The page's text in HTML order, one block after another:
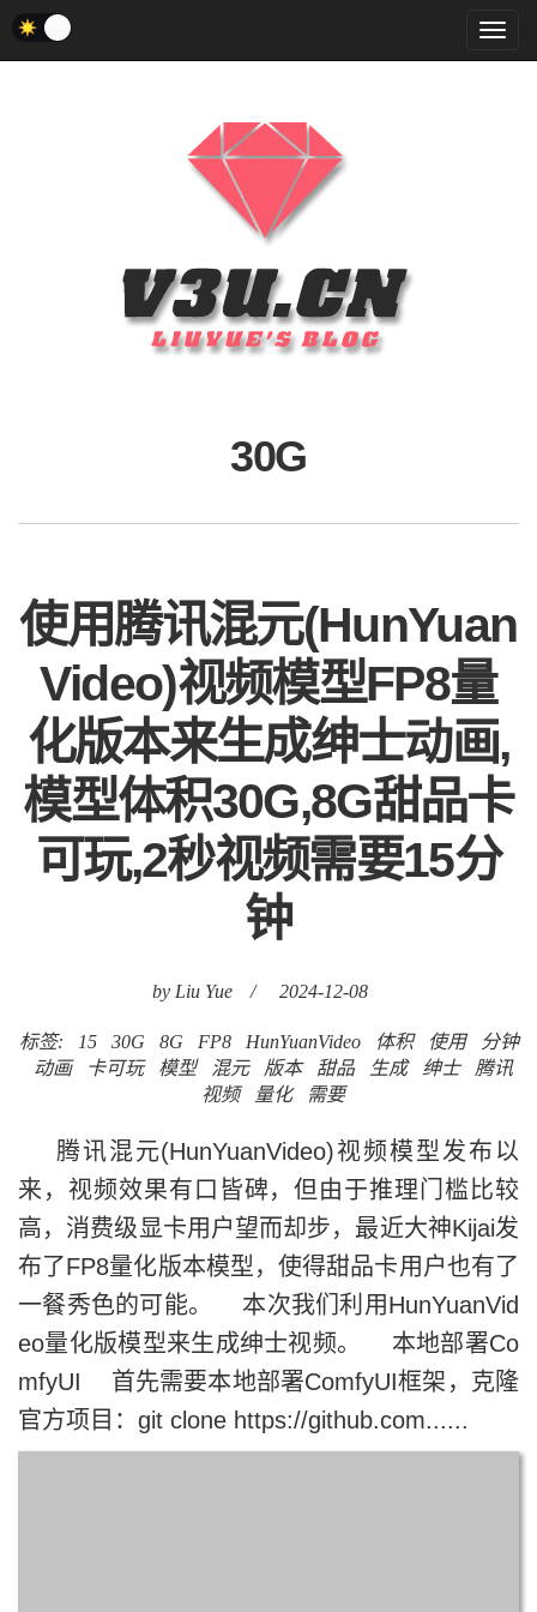
菜
单
30G
使用腾讯混元(HunYuan
Video)视频模型FP8量
化版本来生成绅士动画,
模型体积30G,8G甜品卡
可玩,2秒视频需要15分
钟
by Liu Yue / 2024-12-08
标签: 15 30G 8G FP8 HunYuanVideo 体积 使用
分钟
动画
卡可玩 模型 混元 版本 甜品 生成 绅士
腾讯
视频
量化 需要
腾讯混元(HunYuanVideo)视频模型发布以
来，视频效果有口皆碑，但由于推理门槛比较
高，消费级显卡用户望而却步，最近大神Kijai发
布了FP8量化版本模型，使得甜品卡用户也有了
一餐秀色的可能。 本次我们利用HunYuanVid
eo量化版模型来生成绅士视频。 本地部署Co
mfyUI 首先需要本地部署ComfyUI框架，克隆
官方项目：git clone https://github.com......